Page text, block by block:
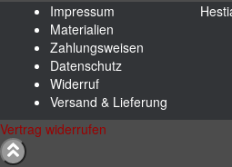
Impressum
Materialien
Zahlungsweisen
Datenschutz
Widerruf
Versand & Lieferung
Vertrag widerrufen